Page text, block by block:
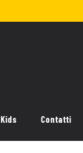
Kids Contatti